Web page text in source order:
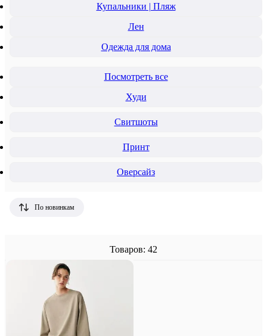
Купальники | Пляж
Лен
Одежда для дома
Посмотреть все
Худи
Свитшоты
Принт
Оверсайз
По новинкам
Товаров: 42